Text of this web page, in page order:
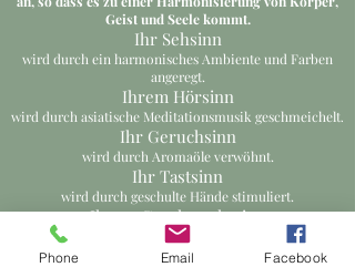
Geist und Seele kommt.
Ihr Sehsinn
wird durch ein harmonisches Ambiente und Farben
angeregt.
Ihrem Hörsinn
wird durch asiatische Meditationsmusik geschmeichelt.
Ihr Geruchsinn
wird durch Aromaöle verwöhnt.
Ihr Tastsinn
wird durch geschulte Hände stimuliert.
Ihrem Geschmackssinn
wird durch ein Getränk nach jeder Behandlung genüge
getan.
Phone Email Facebook